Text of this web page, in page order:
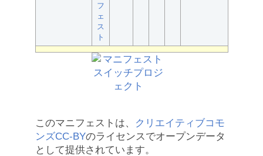
フ
ェ
ス
ト
このマニフェストは、
クリエイティブコモ
ンズCC-BYのライセンスでオープンデータ
として提供されています。